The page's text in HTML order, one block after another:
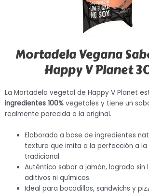
Mortadela Vegana
Happy V Planet
La Mortadela vegetal de Happy V Planet
ingredientes 100% vegetales y tiene un
realmente parecida a la original.
Elaborado a base de ingredientes
textura que imita a la perfección a
tradicional.
Auténtico sabor a jamón, logrado sin
aditivos ni químicos.
Ideal para bocadillos, sandwichs y